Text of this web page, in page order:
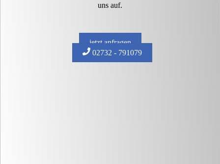
uns auf.
jetzt anfragen
02732 - 791079